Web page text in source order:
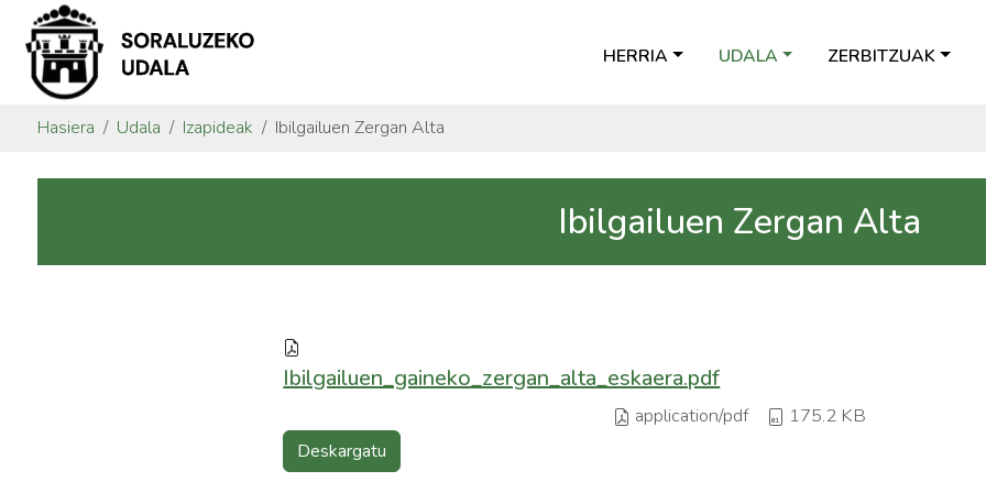
HERRIA UDALA ZERBITZUAK
Hasiera Udala Izapideak Ibilgailuen Zergan Alta
Ibilgailuen Zergan Alta
Ibilgailuen_gaineko_zergan_alta_eskaera.pdf
application/pdf 175.2 KB
Deskargatu